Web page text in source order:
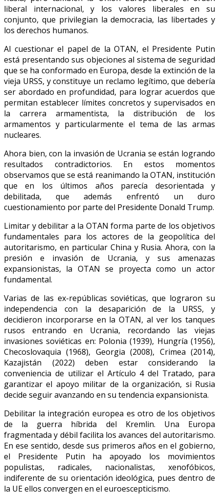
liberal internacional, y los valores liberales en su
conjunto, que privilegian la democracia, las libertades y
los derechos humanos.
Al cuestionar el papel de la OTAN, el Presidente Putin
está presentando sus objeciones al sistema de seguridad
que se ha conformado en Europa, desde la extinción de la
vieja URSS, y constituye un reclamo legítimo, que debería
ser abordado en profundidad, para lograr acuerdos que
permitan establecer límites concretos y supervisados en
la carrera armamentista, la distribución de los
armamentos y particularmente el tema de las armas
nucleares.
Ahora bien, con la invasión de Ucrania se están logrando
resultados contradictorios. En estos momentos
observamos que se está reanimando la OTAN, institución
que en los últimos años parecía desorientada y
debilitada, que además enfrentó un duro
cuestionamiento por parte del Presidente Donald Trump.
Limitar y debilitar a la OTAN forma parte de los objetivos
fundamentales para los actores de la geopolítica del
autoritarismo, en particular China y Rusia. Ahora, con la
presión e invasión de Ucrania, y sus amenazas
expansionistas, la OTAN se proyecta como un actor
fundamental.
Varias de las ex-repúblicas soviéticas, que lograron su
independencia con la desaparición de la URSS, y
decidieron incorporarse en la OTAN, al ver los tanques
rusos entrando en Ucrania, recordando las viejas
invasiones soviéticas en: Polonia (1939), Hungría (1956),
Checoslovaquia (1968), Georgia (2008), Crimea (2014),
Kazajistán (2022) deben estar considerando la
conveniencia de utilizar el Artículo 4 del Tratado, para
garantizar el apoyo militar de la organización, si Rusia
decide seguir avanzando en su tendencia expansionista.
Debilitar la integración europea es otro de los objetivos
de la guerra híbrida del Kremlin. Una Europa
fragmentada y débil facilita los avances del autoritarismo.
En ese sentido, desde sus primeros años en el gobierno,
el Presidente Putin ha apoyado los movimientos
populistas, radicales, nacionalistas, xenofóbicos,
indiferente de su orientación ideológica, pues dentro de
la UE ellos convergen en el euroescepticismo.